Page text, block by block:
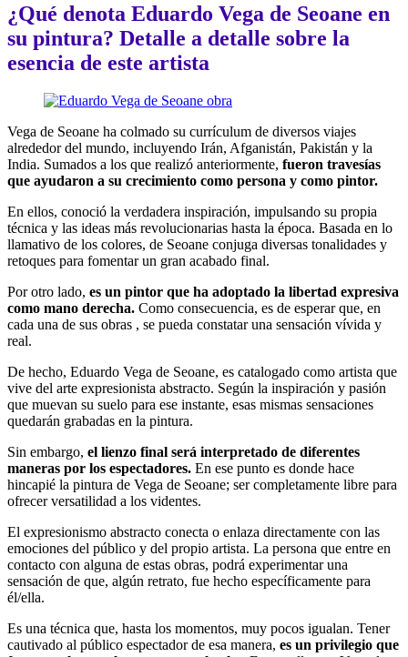
¿Qué denota Eduardo Vega de Seoane en
su pintura? Detalle a detalle sobre la
esencia de este artista
Vega de Seoane ha colmado su currículum de diversos viajes
alrededor del mundo, incluyendo Irán, Afganistán, Pakistán y la
India. Sumados a los que realizó anteriormente, fueron travesías
que ayudaron a su crecimiento como persona y como pintor.
En ellos, conoció la verdadera inspiración, impulsando su propia
técnica y las ideas más revolucionarias hasta la época. Basada en lo
llamativo de los colores, de Seoane conjuga diversas tonalidades y
retoques para fomentar un gran acabado final.
Por otro lado, es un pintor que ha adoptado la libertad expresiva
como mano derecha. Como consecuencia, es de esperar que, en
cada una de sus obras , se pueda constatar una sensación vívida y
real.
De hecho, Eduardo Vega de Seoane, es catalogado como artista que
vive del arte expresionista abstracto. Según la inspiración y pasión
que muevan su suelo para ese instante, esas mismas sensaciones
quedarán grabadas en la pintura.
Sin embargo, el lienzo final será interpretado de diferentes
maneras por los espectadores. En ese punto es donde hace
hincapié la pintura de Vega de Seoane; ser completamente libre para
ofrecer versatilidad a los videntes.
El expresionismo abstracto conecta o enlaza directamente con las
emociones del público y del propio artista. La persona que entre en
contacto con alguna de estas obras, podrá experimentar una
sensación de que, algún retrato, fue hecho específicamente para
él/ella.
Es una técnica que, hasta los momentos, muy pocos igualan. Tener
cautivado al público espectador de esa manera, es un privilegio que